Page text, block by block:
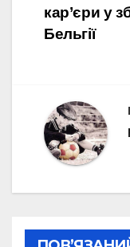
кар’єри у
Бельгії